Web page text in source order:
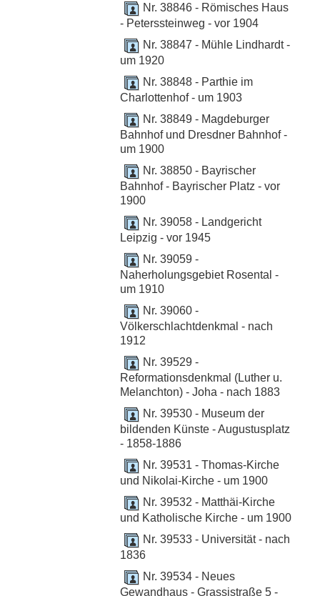
Nr. 38846 - Römisches Haus
- Peterssteinweg - vor 1904
Nr. 38847 - Mühle Lindhardt -
um 1920
Nr. 38848 - Parthie im
Charlottenhof - um 1903
Nr. 38849 - Magdeburger
Bahnhof und Dresdner Bahnhof -
um 1900
Nr. 38850 - Bayrischer
Bahnhof - Bayrischer Platz - vor
1900
Nr. 39058 - Landgericht
Leipzig - vor 1945
Nr. 39059 -
Naherholungsgebiet Rosental -
um 1910
Nr. 39060 -
Völkerschlachtdenkmal - nach
1912
Nr. 39529 -
Reformationsdenkmal (Luther u.
Melanchton) - Joha - nach 1883
Nr. 39530 - Museum der
bildenden Künste - Augustusplatz
- 1858-1886
Nr. 39531 - Thomas-Kirche
und Nikolai-Kirche - um 1900
Nr. 39532 - Matthäi-Kirche
und Katholische Kirche - um 1900
Nr. 39533 - Universität - nach
1836
Nr. 39534 - Neues
Gewandhaus - Grassistraße 5 -